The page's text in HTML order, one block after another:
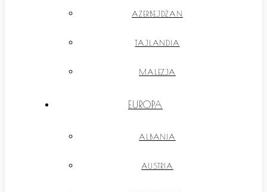
AZERBEJDŻAN
TAJLANDIA
MALEZJA
EUROPA
ALBANIA
AUSTRIA